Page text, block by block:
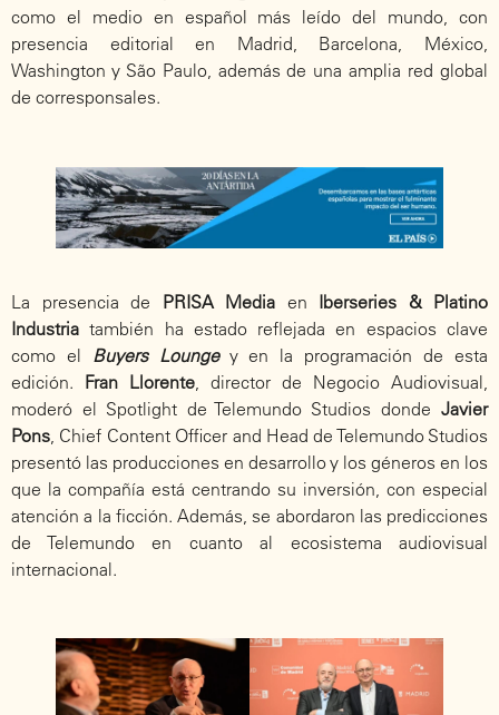
como el medio en español más leído del mundo, con
presencia editorial en Madrid, Barcelona, México,
Washington y São Paulo, además de una amplia red global
de corresponsales.
La presencia de PRISA Media en Iberseries & Platino
Industria también ha estado reflejada en espacios clave
como el Buyers Loungey en la programación de esta
edición. Fran Llorente , director de Negocio Audiovisual,
moderó el Spotlight de Telemundo Studios donde Javier
Pons , Chief Content Officer and Head de Telemundo Studios
presentó las producciones en desarrollo y los géneros en los
que la compañía está centrando su inversión, con especial
atención a la ficción. Además, se abordaron las predicciones
de Telemundo en cuanto al ecosistema audiovisual
internacional.